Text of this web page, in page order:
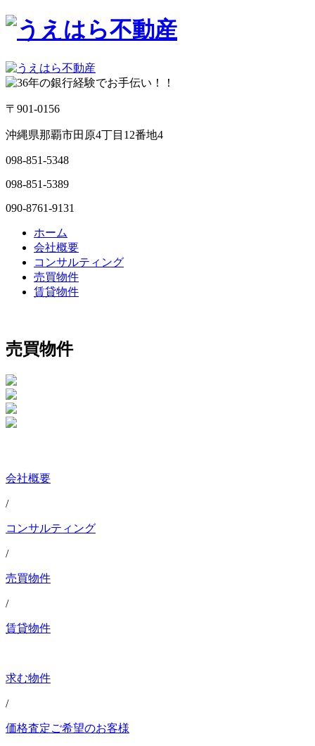
〒901-0156
沖縄県那覇市田原4丁目12番地4
098-851-5348
098-851-5389
090-8761-9131
ホーム
会社概要
コンサルティング
売買物件
賃貸物件
売買物件
会社概要
/
コンサルティング
/
売買物件
/
賃貸物件
求む物件
/
価格査定ご希望のお客様